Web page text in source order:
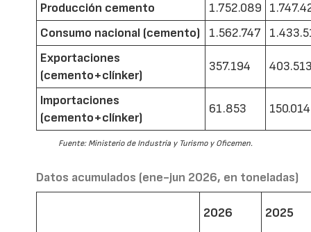
Producción cemento 1.752.089
Consumo nacional (cemento)
1.562.747
Exportaciones
(cemento+clínker)
357.194
Importaciones
(cemento+clínker)
61.853 150.014
Fuente: Ministerio de Industria y Turismo y Oficemen.
Datos acumulados (ene-jun 2026, en toneladas)
2026 2025